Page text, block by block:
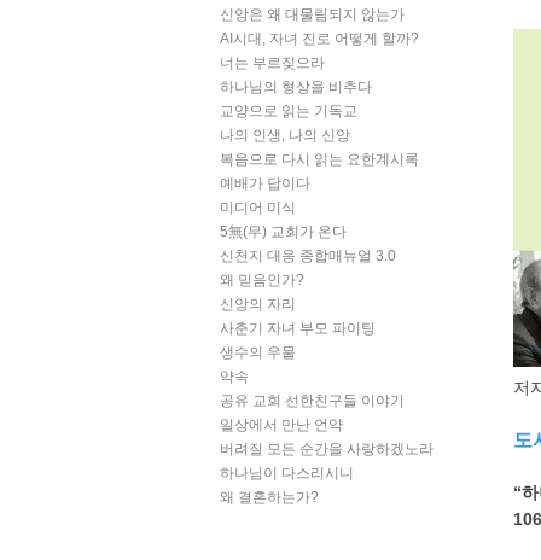
신앙은 왜 대물림되지 않는가
AI시대, 자녀 진로 어떻게 할까?
너는 부르짖으라
하나님의 형상을 비추다
교양으로 읽는 기독교
나의 인생, 나의 신앙
복음으로 다시 읽는 요한계시록
예배가 답이다
미디어 미식
5無(무) 교회가 온다
신천지 대응 종합매뉴얼 3.0
왜 믿음인가?
신앙의 자리
사춘기 자녀 부모 파이팅
생수의 우물
약속
공유 교회 선한친구들 이야기
일상에서 만난 언약
버려질 모든 순간을 사랑하겠노라
하나님이 다스리시니
왜 결혼하는가?
저
도
“